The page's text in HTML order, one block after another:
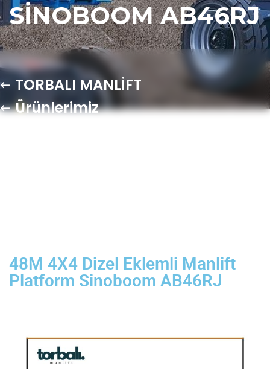
SINOBOOM AB46RJ
TORBALI MANLİFT
Ürünlerimiz
48M 4X4 Dizel Eklemli Manlift
Platform Sinoboom AB46RJ